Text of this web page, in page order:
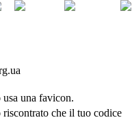
una favicon.
che il tuo codice